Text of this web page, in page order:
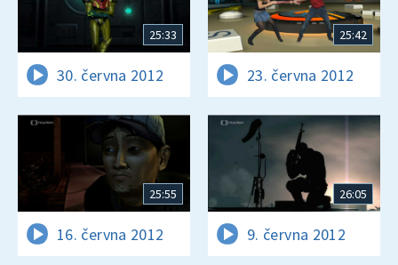
25:33
30. června 2012
25:42
23. června 2012
25:55
16. června 2012
26:05
9. června 2012